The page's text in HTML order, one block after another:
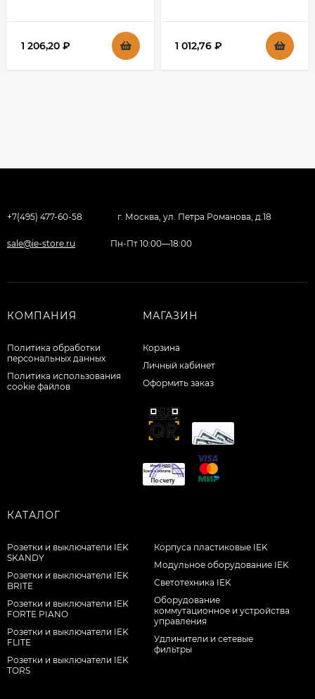
1 206,20 ₽ 1 012,76 ₽
+7(495) 477-60-58 г. Москва, ул. Петра Романова, д.18
sale@ie-store.ru Пн-Пт 10:00—18:00
КОМПАНИЯ
Политика обработки
персональных данных
Политика использования
cookie файлов
МАГАЗИН
Корзина
Личный кабинет
Оформить заказ
КАТАЛОГ
Розетки и выключатели IEK
SKANDY
Розетки и выключатели IEK
BRITE
Розетки и выключатели IEK
FORTE PIANO
Розетки и выключатели IEK
FLITE
Розетки и выключатели IEK
TORS
Корпуса пластиковые IEK
Модульное оборудование IEK
Светотехника IEK
Оборудование
коммутационное и устройства
управления
Удлинители и сетевые
фильтры